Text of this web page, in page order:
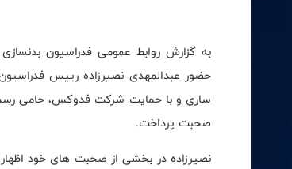
حضور عبدالمهدی نصیرزاده رییس
ساری و با حمایت شرکت فدوکس، حامی
صحبت پرداخت.
نصیرزاده در بخشی از صحبت های خود